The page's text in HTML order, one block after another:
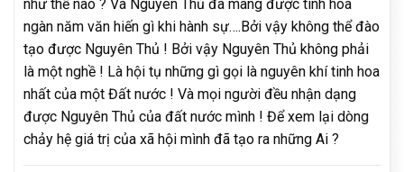
như thế nào ? Và Nguyên Thủ đã mang được tinh hoa
ngàn năm văn hiến gì khi hành sự….Bởi vậy không thể đào
tạo được Nguyên Thủ ! Bởi vậy Nguyên Thủ không phải
là một nghề ! Là hội tụ những gì gọi là nguyên khí tinh hoa
nhất của một Đất nước ! Và mọi người đều nhận dạng
được Nguyên Thủ của đất nước mình ! Để xem lại dòng
chảy hệ giá trị của xã hội mình đã tạo ra những Ai ?